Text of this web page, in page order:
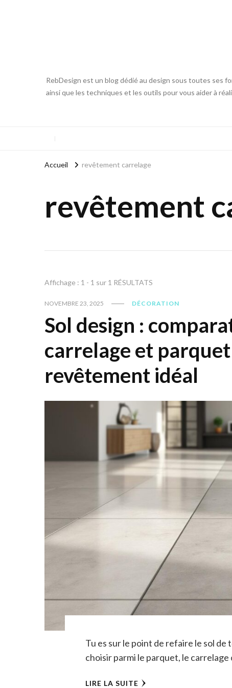
RebDesign est un blog dédié au design sous toutes ses
ainsi que les techniques et les outils pour vous aider à
Accueil revêtement carrelage
revêtement
Affichage : 1 - 1 sur 1 RÉSULTATS
NOVEMBRE 23, 2025 DÉCORATION
Sol design :
carrelage et
revêtement idéal
Tu es sur le point de refaire le sol
choisir parmi le parquet, le carrelage
LIRE LA SUITE